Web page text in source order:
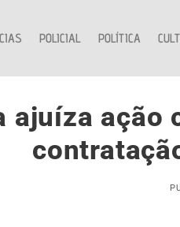
POLICIAL POLÍTICA
ajuíza ação